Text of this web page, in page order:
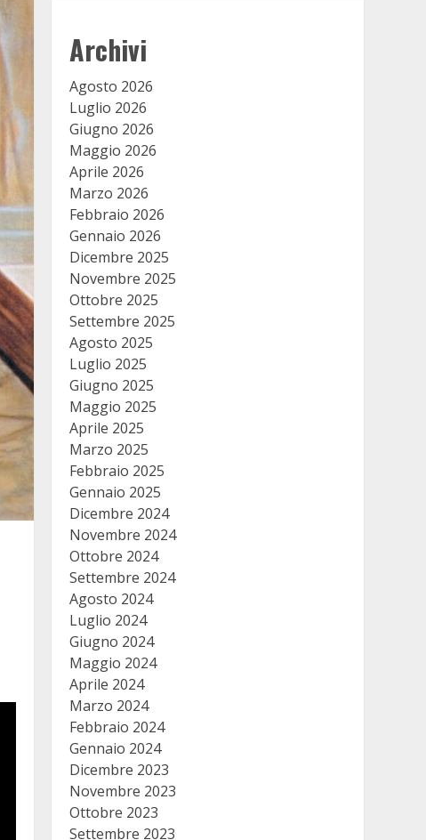
Archivi
Agosto 2026
Luglio 2026
Giugno 2026
Maggio 2026
Aprile 2026
Marzo 2026
Febbraio 2026
Gennaio 2026
Dicembre 2025
Novembre 2025
Ottobre 2025
Settembre 2025
Agosto 2025
Luglio 2025
Giugno 2025
Maggio 2025
Aprile 2025
Marzo 2025
Febbraio 2025
Gennaio 2025
Dicembre 2024
Novembre 2024
Ottobre 2024
Settembre 2024
Agosto 2024
Luglio 2024
Giugno 2024
Maggio 2024
Aprile 2024
Marzo 2024
Febbraio 2024
Gennaio 2024
Dicembre 2023
Novembre 2023
Ottobre 2023
Settembre 2023